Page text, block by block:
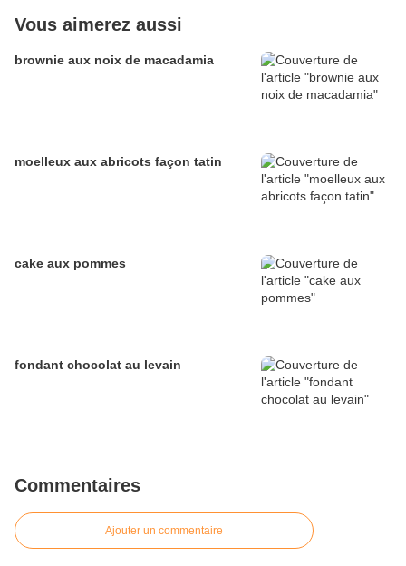
Vous aimerez aussi
brownie aux noix de macadamia
moelleux aux abricots façon tatin
cake aux pommes
fondant chocolat au levain
Commentaires
Ajouter un commentaire